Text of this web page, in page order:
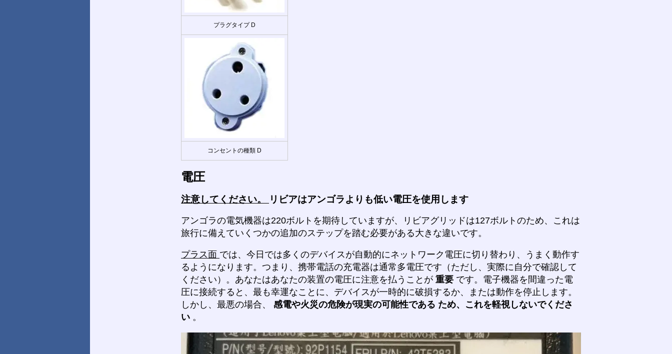
プラグタイプ D
コンセントの種類 D
電圧
注意してください。 リビアはアンゴラよりも低い電圧を使用します
アンゴラの電気機器は220ボルトを期待していますが、リビアグリッドは127ボルトのため、これは
旅行に備えていくつかの追加のステップを踏む必要がある大きな違いです。
プラス面 では、今日では多くのデバイスが自動的にネットワーク電圧に切り替わり、うまく動作す
るようになります。つまり、携帯電話の充電器は通常多電圧です（ただし、実際に自分で確認して
ください）。あなたはあなたの装置の電圧に注意を払うことが 重要 です。電子機器を間違った電
圧に接続すると、最も幸運なことに、デバイスが一時的に破損するか、または動作を停止します。
しかし、最悪の場合、 感電や火災の危険が現実の可能性である ため、これを軽視しないでくださ
い 。